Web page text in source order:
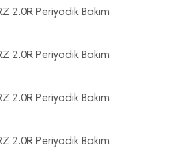
2.0R Periyodik Bakım
2.0R Periyodik Bakım
2.0R Periyodik Bakım
2.0R Periyodik Bakım